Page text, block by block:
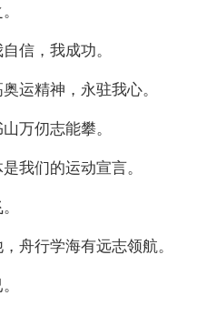
信，我成功。
运精神，永驻我心。
万仞志能攀。
我们的运动宣言。
舟行学海有远志领航。